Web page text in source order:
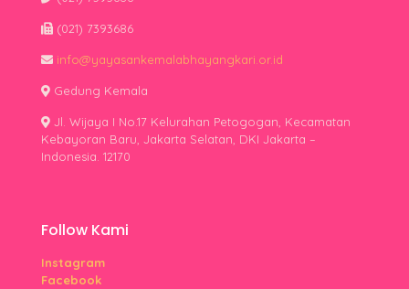
(021) 7393686
info@yayasankemalabhayangkari.or.id
Gedung Kemala
Jl. Wijaya I No.17 Kelurahan Petogogan, Kecamatan
Kebayoran Baru, Jakarta Selatan, DKI Jakarta –
Indonesia. 12170
Follow Kami
Instagram
Facebook